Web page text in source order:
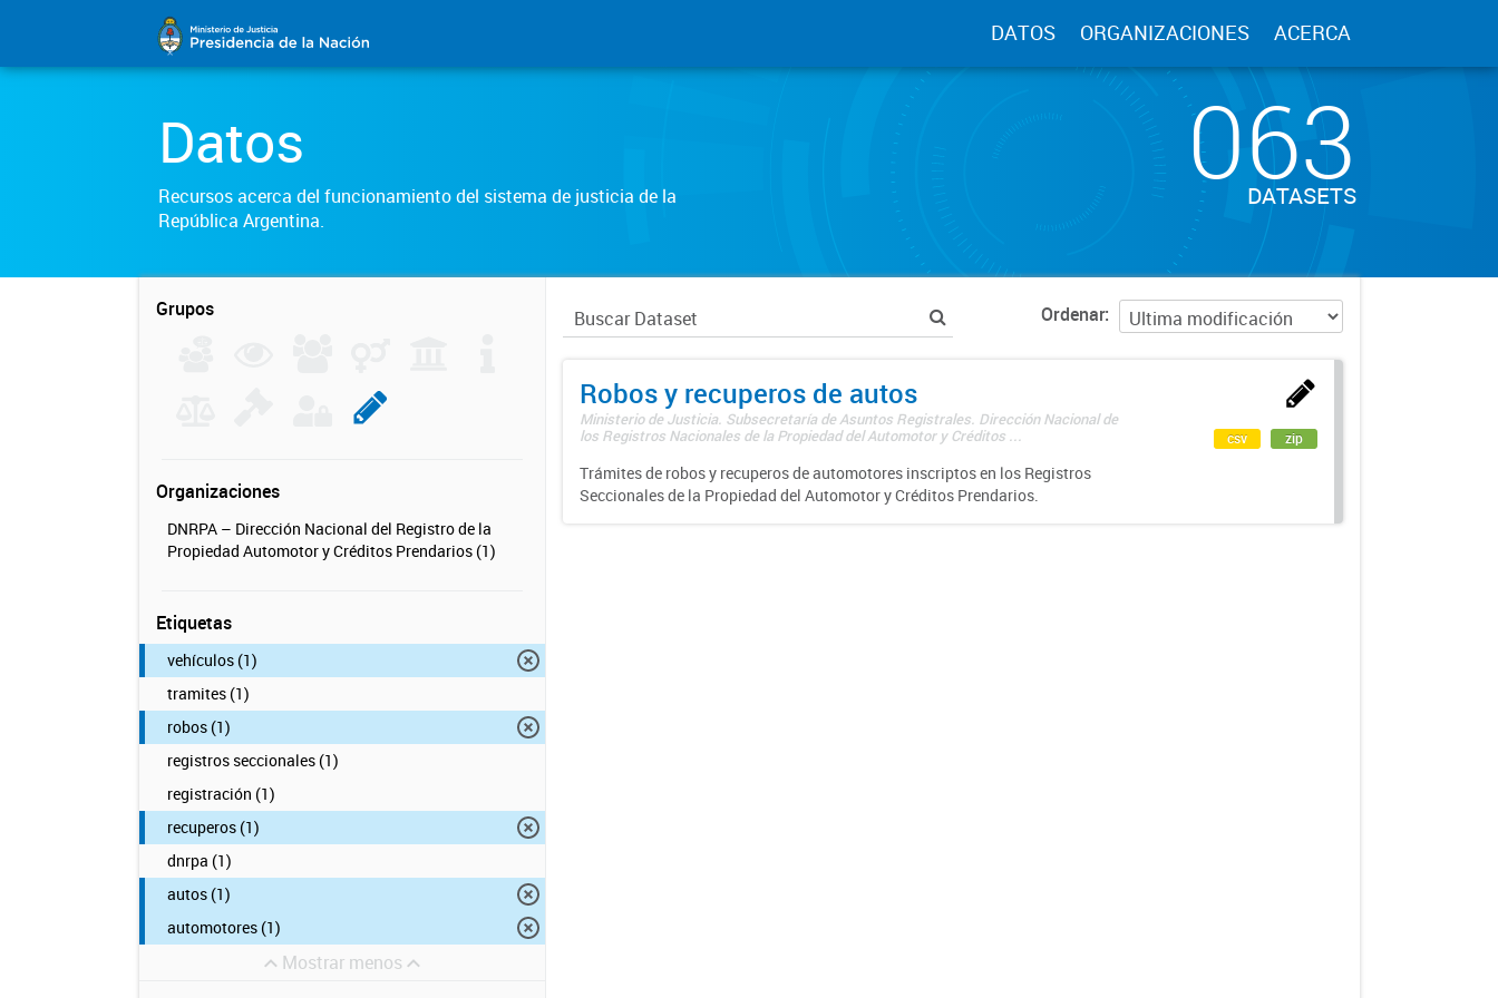
DATOS ORGANIZACIONES ACERCA
Datos
Recursos acerca del funcionamiento del sistema de justicia de la
República Argentina.
063
DATASETS
Grupos
Organizaciones
DNRPA – Dirección Nacional del Registro de la
Propiedad Automotor y Créditos Prendarios (1)
Etiquetas
vehículos (1)
tramites (1)
robos (1)
registros seccionales (1)
registración (1)
recuperos (1)
dnrpa (1)
autos (1)
automotores (1)
Mostrar menos
Ordenar
Robos y recuperos de autos
Ministerio de Justicia. Subsecretaría de Asuntos Registrales. Dirección Nacional de
los Registros Nacionales de la Propiedad del Automotor y Créditos ...
Trámites de robos y recuperos de automotores inscriptos en los Registros
Seccionales de la Propiedad del Automotor y Créditos Prendarios.
csv zip